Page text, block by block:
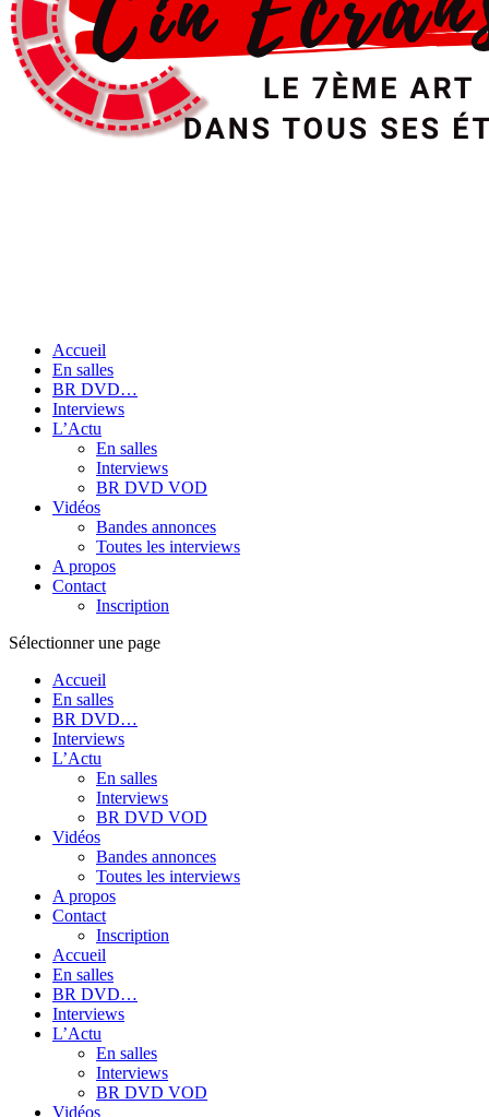
Accueil
En salles
BR DVD…
Interviews
L’Actu
En salles
Interviews
BR DVD VOD
Vidéos
Bandes annonces
Toutes les interviews
A propos
Contact
Inscription
Sélectionner une page
Accueil
En salles
BR DVD…
Interviews
L’Actu
En salles
Interviews
BR DVD VOD
Vidéos
Bandes annonces
Toutes les interviews
A propos
Contact
Inscription
Accueil
En salles
BR DVD…
Interviews
L’Actu
En salles
Interviews
BR DVD VOD
Vidéos